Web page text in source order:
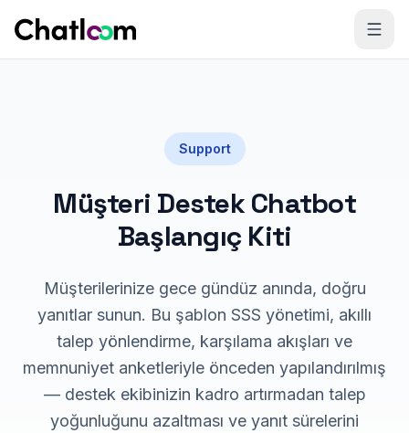
Support
Müşteri Destek Chatbot
Başlangıç Kiti
Müşterilerinize gece gündüz anında, doğru
yanıtlar sunun. Bu şablon SSS yönetimi, akıllı
talep yönlendirme, karşılama akışları ve
memnuniyet anketleriyle önceden yapılandırılmış
— destek ekibinizin kadro artırmadan talep
yoğunluğunu azaltması ve yanıt sürelerini